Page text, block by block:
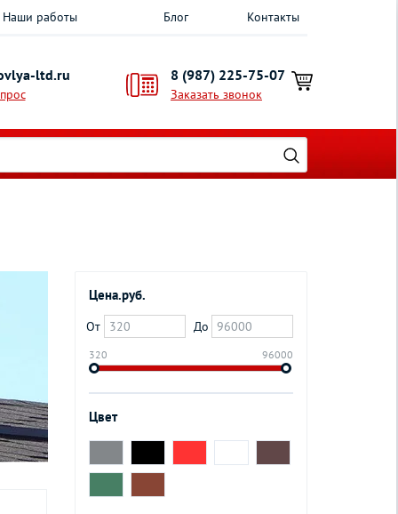
Наши работы Блог Контакты
ltd.ru 8 (987) 225-75-07
Заказать звонок
Цена.руб.
От До
320 96000
Цвет